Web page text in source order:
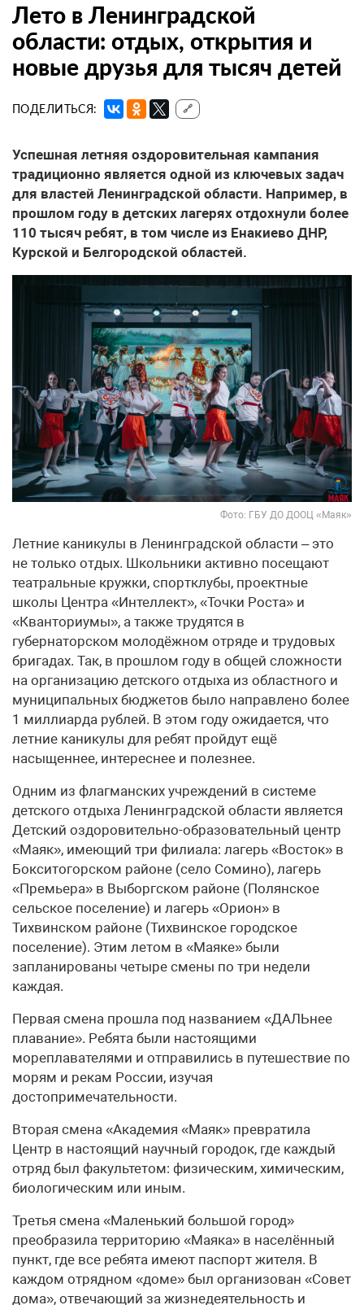
Лето в Ленинградской
области: отдых, открытия и
новые друзья для тысяч детей
ПОДЕЛИТЬСЯ: 🔗
Успешная летняя оздоровительная кампания
традиционно является одной из ключевых задач
для властей Ленинградской области. Например, в
прошлом году в детских лагерях отдохнули более
110 тысяч ребят, в том числе из Енакиево ДНР,
Курской и Белгородской областей.
Фото: ГБУ ДО ДООЦ «Маяк»
Летние каникулы в Ленинградской области – это
не только отдых. Школьники активно посещают
театральные кружки, спортклубы, проектные
школы Центра «Интеллект», «Точки Роста» и
«Кванториумы», а также трудятся в
губернаторском молодёжном отряде и трудовых
бригадах. Так, в прошлом году в общей сложности
на организацию детского отдыха из областного и
муниципальных бюджетов было направлено более
1 миллиарда рублей. В этом году ожидается, что
летние каникулы для ребят пройдут ещё
насыщеннее, интереснее и полезнее.
Одним из флагманских учреждений в системе
детского отдыха Ленинградской области является
Детский оздоровительно-образовательный центр
«Маяк», имеющий три филиала: лагерь «Восток» в
Бокситогорском районе (село Сомино), лагерь
«Премьера» в Выборгском районе (Полянское
сельское поселение) и лагерь «Орион» в
Тихвинском районе (Тихвинское городское
поселение). Этим летом в «Маяке» были
запланированы четыре смены по три недели
каждая.
Первая смена прошла под названием «ДАЛЬнее
плавание». Ребята были настоящими
мореплавателями и отправились в путешествие по
морям и рекам России, изучая
достопримечательности.
Вторая смена «Академия «Маяк» превратила
Центр в настоящий научный городок, где каждый
отряд был факультетом: физическим, химическим,
биологическим или иным.
Третья смена «Маленький большой город»
преобразила территорию «Маяка» в населённый
пункт, где все ребята имеют паспорт жителя. В
каждом отрядном «доме» был организован «Совет
дома», отвечающий за жизнедеятельность и